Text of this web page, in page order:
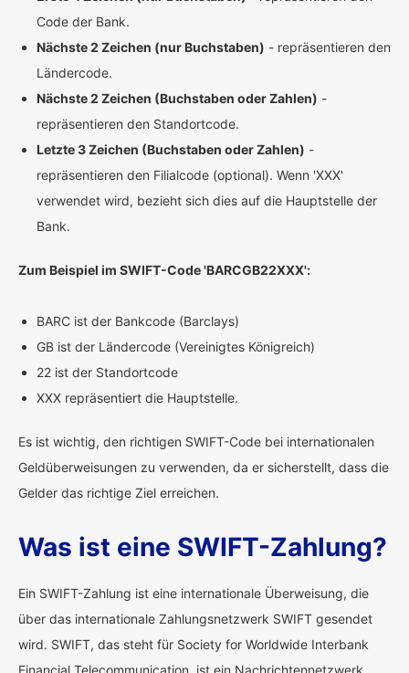
Code der Bank.
Nächste 2 Zeichen (nur Buchstaben) - repräsentieren den
Ländercode.
Nächste 2 Zeichen (Buchstaben oder Zahlen) -
repräsentieren den Standortcode.
Letzte 3 Zeichen (Buchstaben oder Zahlen) -
repräsentieren den Filialcode (optional). Wenn 'XXX'
verwendet wird, bezieht sich dies auf die Hauptstelle der
Bank.
Zum Beispiel im SWIFT-Code 'BARCGB22XXX':
BARC ist der Bankcode (Barclays)
GB ist der Ländercode (Vereinigtes Königreich)
22 ist der Standortcode
XXX repräsentiert die Hauptstelle.
Es ist wichtig, den richtigen SWIFT-Code bei internationalen
Geldüberweisungen zu verwenden, da er sicherstellt, dass die
Gelder das richtige Ziel erreichen.
Was ist eine SWIFT-Zahlung?
Ein SWIFT-Zahlung ist eine internationale Überweisung, die
über das internationale Zahlungsnetzwerk SWIFT gesendet
wird. SWIFT, das steht für Society for Worldwide Interbank
Financial Telecommunication, ist ein Nachrichtennetzwerk,